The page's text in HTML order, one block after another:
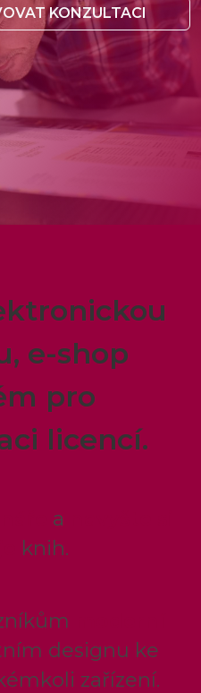
KONZULTACI
e-shop
pro
licencí.
a
knih.
designu ke
zařízení.